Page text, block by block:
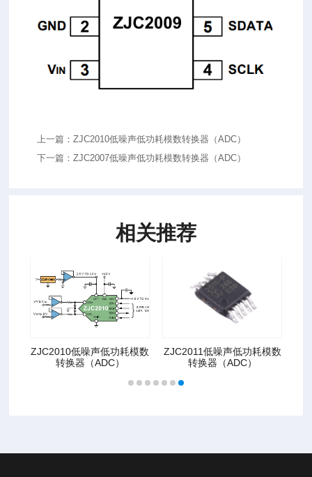
上一篇：ZJC2010低噪声低功耗模数转换器（ADC）
下一篇：ZJC2007低噪声低功耗模数转换器（ADC）
相关推荐
ZJC2010低噪声低功耗模数
转换器（ADC）
ZJC2011低噪声低功耗模数
转换器（ADC）